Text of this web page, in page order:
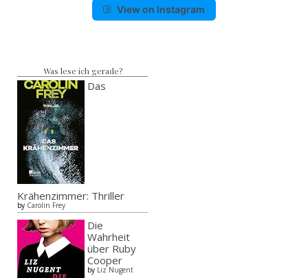
View on Instagram
Was lese ich gerade?
Das
Krähenzimmer: Thriller
by Carolin Frey
Die
Wahrheit
über Ruby
Cooper
by Liz Nugent